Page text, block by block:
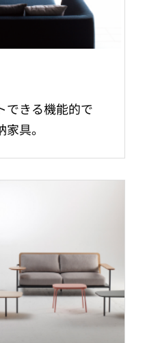
できる機能的で
具。